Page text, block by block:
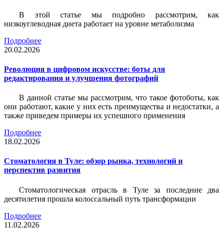
В этой статье мы подробно рассмотрим, как
низкоуглеводная диета работает на уровне метаболизма
Подробнее
20.02.2026
Революция в цифровом искусстве: боты для
редактирования и улучшения фотографий
В данной статье мы рассмотрим, что такое фотоботы, как
они работают, какие у них есть преимущества и недостатки, а
также приведем примеры их успешного применения
Подробнее
18.02.2026
Стоматология в Туле: обзор рынка, технологий и
перспектив развития
Стоматологическая отрасль в Туле за последние два
десятилетия прошла колоссальный путь трансформации
Подробнее
11.02.2026